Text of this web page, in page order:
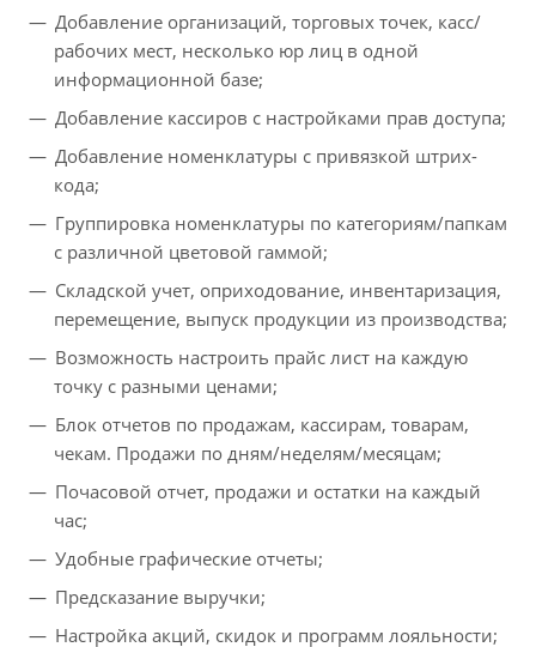
Добавление организаций, торговых точек, касс/
рабочих мест, несколько юр лиц в одной
информационной базе;
Добавление кассиров с настройками прав доступа;
Добавление номенклатуры с привязкой штрих-
кода;
Группировка номенклатуры по категориям/папкам
с различной цветовой гаммой;
Складской учет, оприходование, инвентаризация,
перемещение, выпуск продукции из производства;
Возможность настроить прайс лист на каждую
точку с разными ценами;
Блок отчетов по продажам, кассирам, товарам,
чекам. Продажи по дням/неделям/месяцам;
Почасовой отчет, продажи и остатки на каждый
час;
Удобные графические отчеты;
Предсказание выручки;
Настройка акций, скидок и программ лояльности;